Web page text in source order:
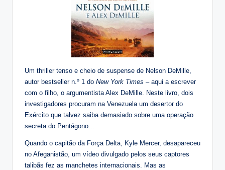
Um thriller tenso e cheio de suspense de Nelson DeMille,
autor bestseller n.º 1 do New York Times – aqui a escrever
com o filho, o argumentista Alex DeMille. Neste livro, dois
investigadores procuram na Venezuela um desertor do
Exército que talvez saiba demasiado sobre uma operação
secreta do Pentágono…
Quando o capitão da Força Delta, Kyle Mercer, desapareceu
no Afeganistão, um vídeo divulgado pelos seus captores
talibãs fez as manchetes internacionais. Mas as